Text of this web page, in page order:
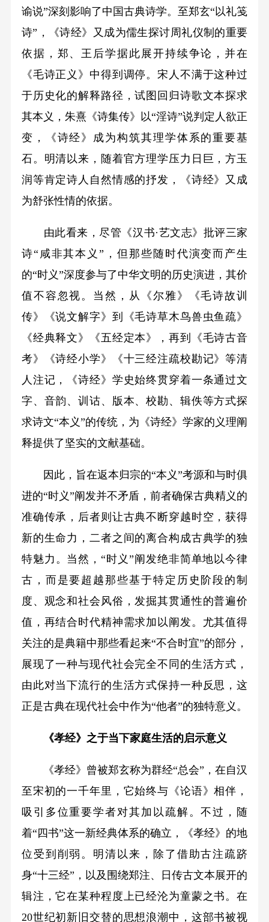
谕说”深刻影响了中国古典诗学。至郑玄“以礼笺
诗”，《诗经》又成为儒生探讨周礼仪制的重要
依据，郑、王后学据此展开持续争论，并在
《毛诗正义》中得到调停。宋人不满于这种过
于历史化的解释路径，试图回归诗歌文本探求
其本义，朱熹《诗集传》以“淫诗”说判定人欲正
变，《诗经》成为构筑其理学体系的重要基
石。明清以来，随着官方理学压力日巨，方玉
润等肯定诗人自然情感的抒发，《诗经》又成
为舒张性情的依据。
由此看来，尽管《汉书·艺文志》批评三家
诗“咸非其本义”，但那些随时代演变而产生
的“时义”深度参与了中华文明的历史演进，其价
值不容忽视。当然，从《尔雅》《毛诗故训
传》《说文解字》到《毛诗草木鸟兽虫鱼疏》
《经典释文》《五经定本》，再到《毛诗古音
考》《诗经小学》《十三经注疏校勘记》等清
人注记，《诗经》学史始终贯穿着一条通过文
字、音韵、训诂、版本、校勘、辑佚等方式探
求诗文“本义”的传统，为《诗经》学家的义理阐
释提供了坚实的文献基础。
因此，旨在返本归宗的“本义”考源和与时俱
进的“时义”阐发并不矛盾，前者确保古典精义的
准确传承，后者则让古典不断穿越时空，获得
新的生命力，二者之间的离合构成古典学的独
特魅力。当然，“时义”阐发绝非简单地以今律
古，而是要超越那些基于特定历史阶段的制
度、观念和社会风俗，发掘其贯通性的普遍价
值，再结合时代精神需求加以阐发。尤其值得
关注的是典籍中那些看起来“不合时宜”的部分，
展现了一种与现代社会完全不同的生活方式，
由此对当下流行的生活方式保持一种反思，这
正是古典在现代社会中作为“他者”的独特意义。
《孝经》之于当下家庭生活的启示意义
《孝经》曾被郑玄称为群经“总会”，在自汉
至宋初的一千年里，它始终与《论语》相伴，
吸引多位重要学者对其加以疏解。不过，随
着“四书”这一新经典体系的确立，《孝经》的地
位受到削弱。明清以来，除了借助古注疏跻
身“十三经”，以及围绕郑注、日传古文本展开的
辑注，它在某种程度上已经沦为童蒙之书。在
20世纪初新旧交替的思想浪潮中，这部书被视